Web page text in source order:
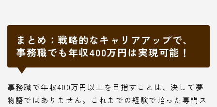
まとめ：戦略的なキャリアアップで、
事務職でも年収400万円は実現可能！
事務職で年収400万円以上を目指すことは、決して夢
物語ではありません。これまでの経験で培った専門ス